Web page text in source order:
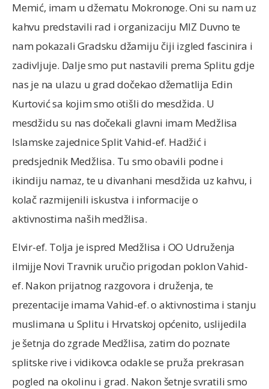
Memić, imam u džematu Mokronoge. Oni su nam uz
kahvu predstavili rad i organizaciju MIZ Duvno te
nam pokazali Gradsku džamiju čiji izgled fascinira i
zadivljuje. Dalje smo put nastavili prema Splitu gdje
nas je na ulazu u grad dočekao džematlija Edin
Kurtović sa kojim smo otišli do mesdžida. U
mesdžidu su nas dočekali glavni imam Medžlisa
Islamske zajednice Split Vahid-ef. Hadžić i
predsjednik Medžlisa. Tu smo obavili podne i
ikindiju namaz, te u divanhani mesdžida uz kahvu, i
kolač razmijenili iskustva i informacije o
aktivnostima naših medžlisa.
Elvir-ef. Tolja je ispred Medžlisa i OO Udruženja
ilmijje Novi Travnik uručio prigodan poklon Vahid-
ef. Nakon prijatnog razgovora i druženja, te
prezentacije imama Vahid-ef. o aktivnostima i stanju
muslimana u Splitu i Hrvatskoj općenito, uslijedila
je šetnja do zgrade Medžlisa, zatim do poznate
splitske rive i vidikovca odakle se pruža prekrasan
pogled na okolinu i grad. Nakon šetnje svratili smo